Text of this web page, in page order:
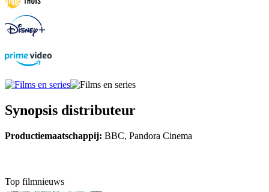
Synopsis distributeur
Productiemaatschappij: BBC, Pandora Cinema
Top filmnieuws